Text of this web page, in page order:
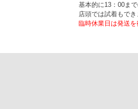
基本的に13：00ま
店頭では試着もでき
臨時休業日は発送を